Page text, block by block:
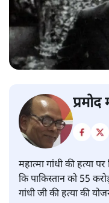
महात्मा गांधी की हत्या
कि पाकिस्तान को 55
गांधी जी की हत्या की